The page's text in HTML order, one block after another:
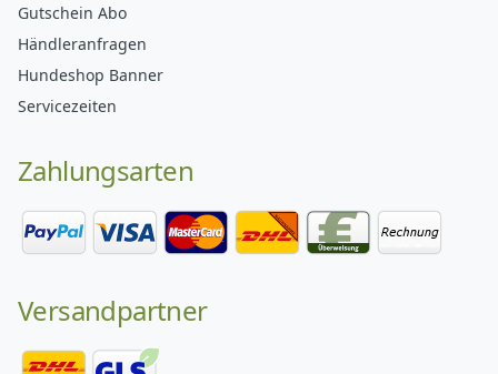
Gutschein Abo
Händleranfragen
Hundeshop Banner
Servicezeiten
Zahlungsarten
Versandpartner